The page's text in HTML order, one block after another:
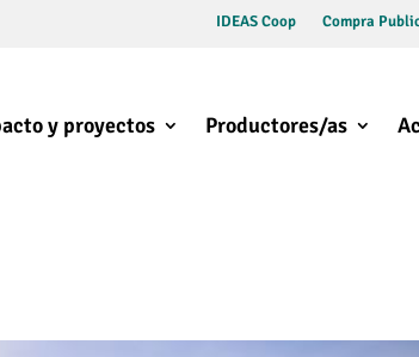
IDEAS Coop Compra
y proyectos Productores/as